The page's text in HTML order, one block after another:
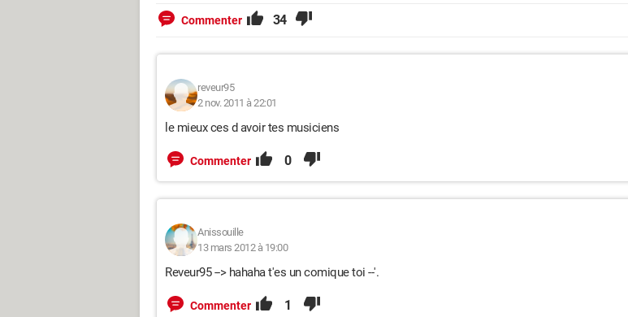
Commenter 34
reveur95
2 nov. 2011 à 22:01
le mieux ces d avoir tes musiciens
Commenter 0
Anissouille
13 mars 2012 à 19:00
Reveur95 --> hahaha t'es un comique toi --'.
Commenter 1